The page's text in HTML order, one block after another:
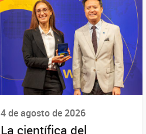
4 de agosto de 2026
La científica del